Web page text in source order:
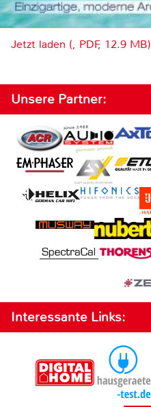
Jetzt laden (, PDF, 12.9 MB)
Unsere Partner:
Interessante Links: